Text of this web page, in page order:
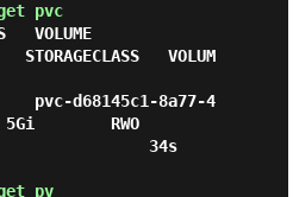
pvc
VOLUME
STORAGECLASS   VOLUM
pvc-d68145c1-8a77-4
5Gi        RWO
34s
pv